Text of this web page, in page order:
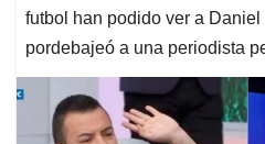
futbol han podido ver a
pordebajeó a una periodista